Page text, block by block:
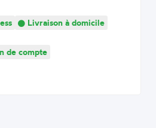
Livraison à domicile
de compte